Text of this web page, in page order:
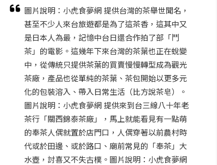
圖片說明：小虎食夢網 提供台灣的茶舉世聞名，
甚至不少人來台旅遊都是為了這茶香，這其中又
是日本人為最，記憶中台日還合作拍了部「鬥
茶」的電影。這幾年下來台灣的茶葉也正在蛻變
中，從傳統只提供茶葉的買賣慢慢轉型成為觀光
茶廠，產品也從單純的茶葉、茶包開始以更多元
化的包裝溶入、帶入日常生活（比方說茶皂）。
圖片說明：小虎食夢網 提供來到台三線八十年老
茶行「關西錦泰茶廠」，馬上就能看見有一點萌
的奉茶人偶就置於店門口，人偶穿著以前農村時
代或於田邊、或於路口、廟前常見的「奉茶」大
水壺，討喜又不失古樸。圖片說明：小虎食夢網